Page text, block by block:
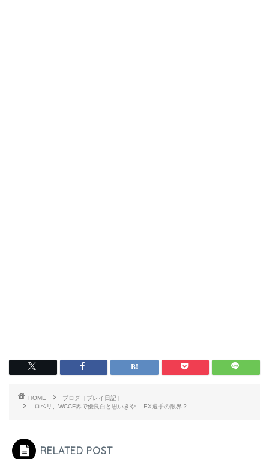
HOME
ブログ［プレイ日記］
ロベリ、WCCF界で優良白と思いきや… EX選手の限界？
RELATED POST